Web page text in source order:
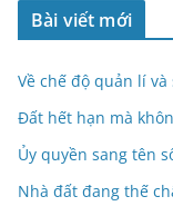
Bài viết mới
Về chế độ quản lí
Đất hết hạn mà
Ủy quyền sang tên
Nhà đất đang thế